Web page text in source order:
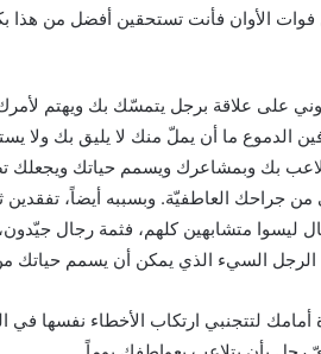
الأوان فأنت تستحقين أفضل من هذا
على علاقة برجل يتمسّك بك ويهتم
الدموع ما أن يملّ منك لا يليق بك ولا
بك وبمشاعرك ويسمم حياتك ويجعلك
جراحك العاطفيّة. وبسببه أيضاً،
ليسوا متشابهين كلهم، فثمة رجال
الرجل السيء الذي يمكن أن يسمم حياتك
أمامك لتتجنبي ارتكاب الأخطاء